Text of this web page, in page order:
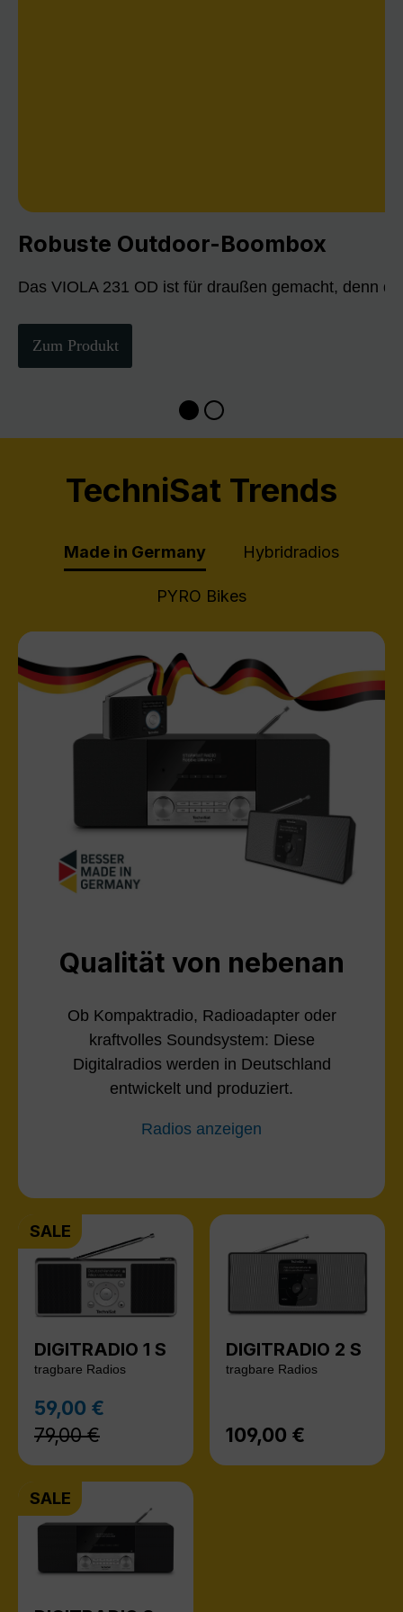
Robuste Outdoor-Boombox
Das VIOLA 231 OD ist für draußen gemacht, denn
Zum Produkt
TechniSat Trends
Made in Germany Hybridradios
PYRO Bikes
Qualität von nebenan
Ob Kompaktradio, Radioadapter oder
kraftvolles Soundsystem: Diese
Digitalradios werden in Deutschland
entwickelt und produziert.
Radios anzeigen
SALE
DIGITRADIO 1 S
tragbare Radios
Verkaufspreis:
59,00 €
79,00 €
DIGITRADIO 2 S
tragbare Radios
Regulärer Preis:
109,00 €
SALE